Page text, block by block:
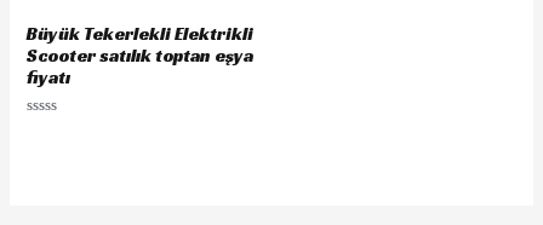
Büyük Tekerlekli Elektrikli
Scooter satılık toptan eşya
fiyatı